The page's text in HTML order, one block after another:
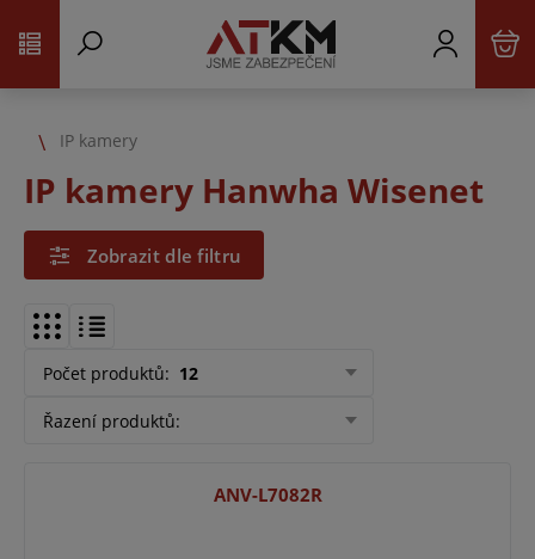
IP kamery
IP kamery Hanwha Wisenet
Zobrazit dle filtru
Počet produktů: 12
Řazení produktů:
ANV-L7082R